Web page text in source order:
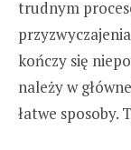
trudnym
kończy się
należy w
łatwe sposoby.